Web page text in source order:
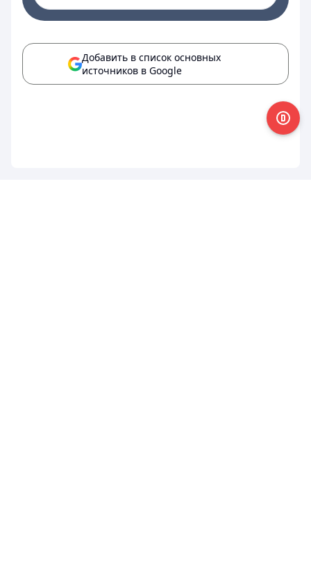
Добавить в список основных
источников в Google